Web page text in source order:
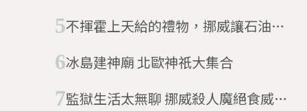
不揮霍上天給的禮物，挪威讓石油財
冰島建神廟 北歐神祇大集合
監獄生活太無聊 挪威殺人魔絕食威脅